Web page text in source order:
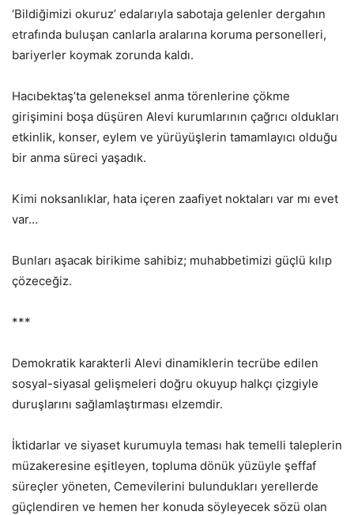
‘Bildiğimizi okuruz’ edalarıyla sabotaja gelenler dergahın
etrafında buluşan canlarla aralarına koruma personelleri,
bariyerler koymak zorunda kaldı.
Hacıbektaş’ta geleneksel anma törenlerine çökme
girişimini boşa düşüren Alevi kurumlarının çağrıcı oldukları
etkinlik, konser, eylem ve yürüyüşlerin tamamlayıcı olduğu
bir anma süreci yaşadık.
Kimi noksanlıklar, hata içeren zaafiyet noktaları var mı evet
var…
Bunları aşacak birikime sahibiz; muhabbetimizi güçlü kılıp
çözeceğiz.
***
Demokratik karakterli Alevi dinamiklerin tecrübe edilen
sosyal-siyasal gelişmeleri doğru okuyup halkçı çizgiyle
duruşlarını sağlamlaştırması elzemdir.
İktidarlar ve siyaset kurumuyla teması hak temelli taleplerin
müzakeresine eşitleyen, topluma dönük yüzüyle şeffaf
süreçler yöneten, Cemevilerini bulundukları yerellerde
güçlendiren ve hemen her konuda söyleyecek sözü olan